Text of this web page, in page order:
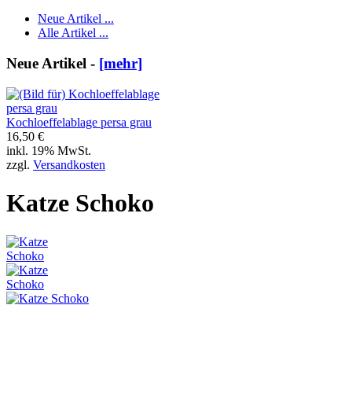
Neue Artikel ...
Alle Artikel ...
Neue Artikel - [mehr]
Kochloeffelablage persa grau
16,50 €
inkl. 19% MwSt.
zzgl. Versandkosten
Katze Schoko